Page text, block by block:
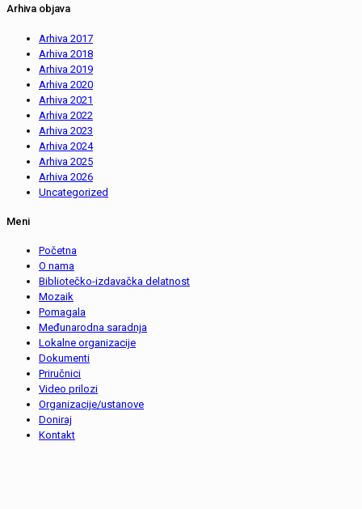
Arhiva objava
Arhiva 2017
Arhiva 2018
Arhiva 2019
Arhiva 2020
Arhiva 2021
Arhiva 2022
Arhiva 2023
Arhiva 2024
Arhiva 2025
Arhiva 2026
Uncategorized
Meni
Početna
O nama
Bibliotečko-izdavačka delatnost
Mozaik
Pomagala
Međunarodna saradnja
Lokalne organizacije
Dokumenti
Priručnici
Video prilozi
Organizacije/ustanove
Doniraj
Kontakt